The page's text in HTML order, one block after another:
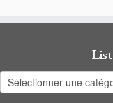
Liste
des